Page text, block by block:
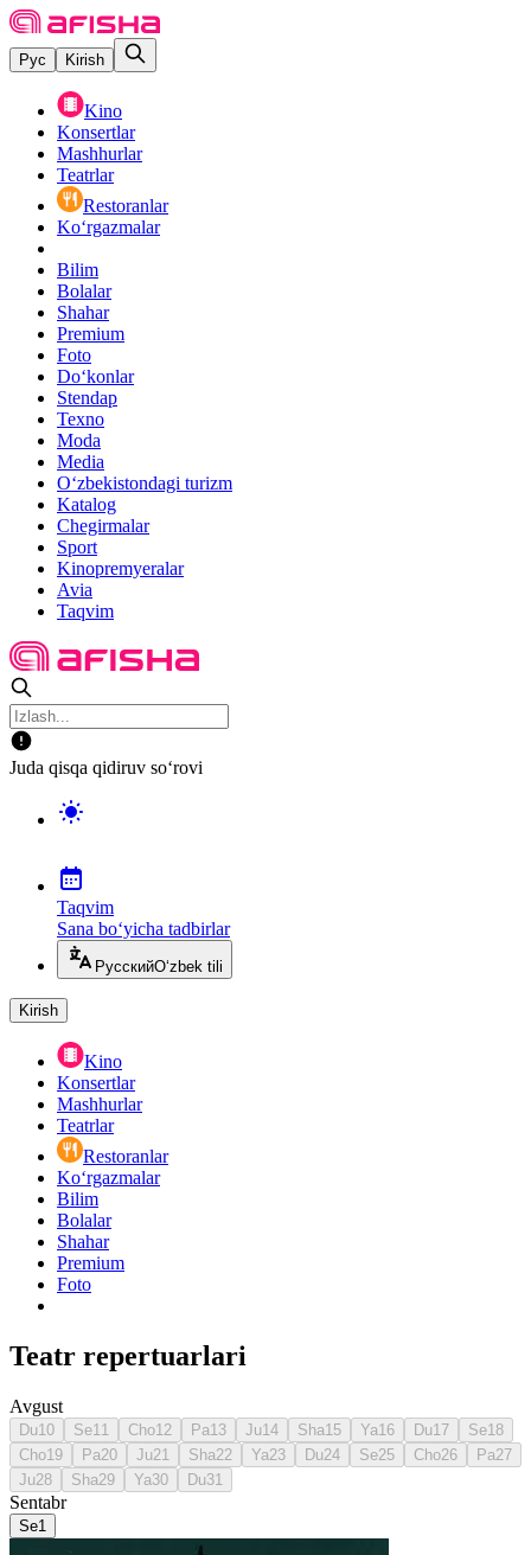
Рус Kirish
Kino
Konsertlar
Mashhurlar
Teatrlar
Restoranlar
Ko‘rgazmalar
Bilim
Bolalar
Shahar
Premium
Foto
Do‘konlar
Stendap
Texno
Moda
Media
O‘zbekistondagi turizm
Katalog
Chegirmalar
Sport
Kinopremyeralar
Avia
Taqvim
Juda qisqa qidiruv so‘rovi
Taqvim
Sana bo‘yicha tadbirlar
РусскийO‘zbek tili
Kirish
Kino
Konsertlar
Mashhurlar
Teatrlar
Restoranlar
Ko‘rgazmalar
Bilim
Bolalar
Shahar
Premium
Foto
Teatr repertuarlari
Avgust
Du10 Se11 Cho12 Pa13 Ju14 Sha15 Ya16 Du17 Se18
Cho19 Pa20 Ju21 Sha22 Ya23 Du24 Se25 Cho26 Pa27
Ju28 Sha29 Ya30 Du31
Sentabr
Se1